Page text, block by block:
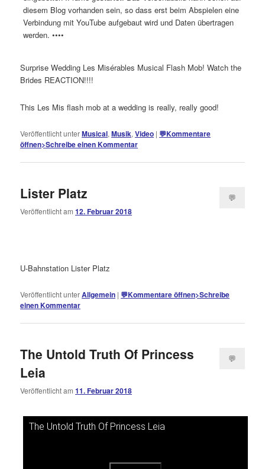
diesem Blog vorhanden sein, so dass erst beim Abspielen eine
Verbindung mit YouTube aufgebaut wird und Daten übertragen
werden. ••••
Surprise Wedding Les Misérables Musical Flash Mob! Watch the
Brides REACTION!!!!
This Les Mis flash mob at a wedding is really, really good!
Veröffentlicht unterMusical,Musik,Video | 💬Kommentare
öffnen>Schreibe einen Kommentar
Lister Platz
Veröffentlicht am12. Februar 2018
💬
U-Bahnstation Lister Platz
Veröffentlicht unterAllgemein | 💬Kommentare öffnen>Schreibe
einen Kommentar
The Untold Truth Of Princess
Leia
Veröffentlicht am11. Februar 2018
💬
The Untold Truth Of Princess Leia